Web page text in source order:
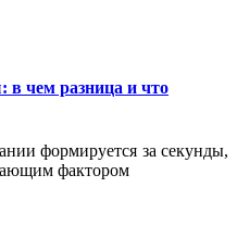
в чем разница и что
формируется за секунды,
фактором